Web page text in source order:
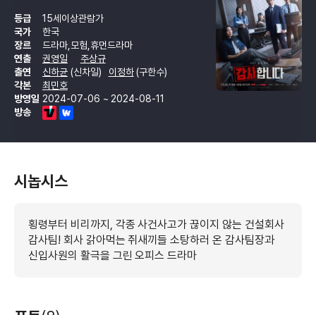
등급
15세이상관람가
국가
한국
장르
드라마,모험,휴먼드라마
연출
권영일
주상규
출연
신하균(신차일) 이정하(구한수)
각본
최민호
방영일 2024-07-06 ~ 2024-08-11
방송
시놉시스
횡령부터 비리까지, 각종 사건사고가 끊이지 않는 건설회사
감사팀! 회사 갉아먹는 쥐새끼들 소탕하러 온 감사팀장과
신입사원의 활극을 그린 오피스 드라마